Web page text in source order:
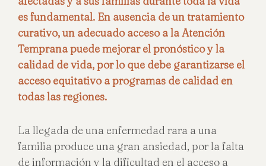
es fundamental. En ausencia de un tratamiento
curativo, un adecuado acceso a la Atención
Temprana puede mejorar el pronóstico y la
calidad de vida, por lo que debe garantizarse el
acceso equitativo a programas de calidad en
todas las regiones.
La llegada de una enfermedad rara a una
familia produce una gran ansiedad, por la falta
de información y la dificultad en el acceso a